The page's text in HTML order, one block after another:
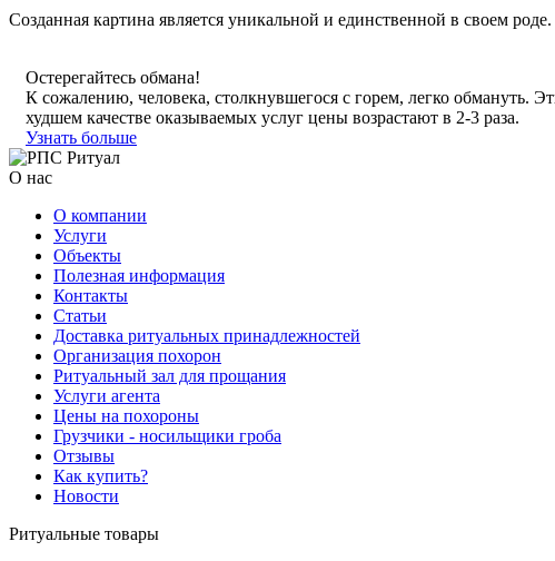
Созданная картина является уникальной и единственной в своем
Остерегайтесь обмана!
К сожалению, человека, столкнувшегося с горем, легко
худшем качестве оказываемых услуг цены возрастают в 2-3 раза.
Узнать больше
О нас
О компании
Услуги
Объекты
Полезная информация
Контакты
Статьи
Доставка ритуальных принадлежностей
Организация похорон
Ритуальный зал для прощания
Услуги агента
Цены на похороны
Грузчики - носильщики гроба
Отзывы
Как купить?
Новости
Ритуальные товары